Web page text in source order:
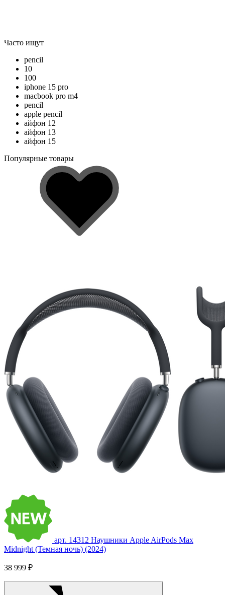
Часто ищут
pencil
10
100
iphone 15 pro
macbook pro m4
pencil
apple pencil
айфон 12
айфон 13
айфон 15
Популярные товары
арт. 14312 Наушники Apple AirPods Max
Midnight (Темная ночь) (2024)
38 999 ₽